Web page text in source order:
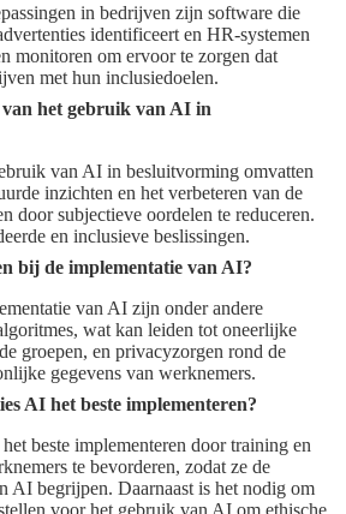
in bedrijven zijn software die
identificeert en HR-systemen
monitoren om ervoor te zorgen dat
met hun inclusiedoelen.
het gebruik van AI in
van AI in besluitvorming omvatten
inzichten en het verbeteren van de
door subjectieve oordelen te reduceren.
en inclusieve beslissingen.
bij de implementatie van AI?
van AI zijn onder andere
wat kan leiden tot oneerlijke
groepen, en privacyzorgen rond de
gegevens van werknemers.
AI het beste implementeren?
beste implementeren door training en
te bevorderen, zodat ze de
AI begrijpen. Daarnaast is het nodig om
voor het gebruik van AI om ethische